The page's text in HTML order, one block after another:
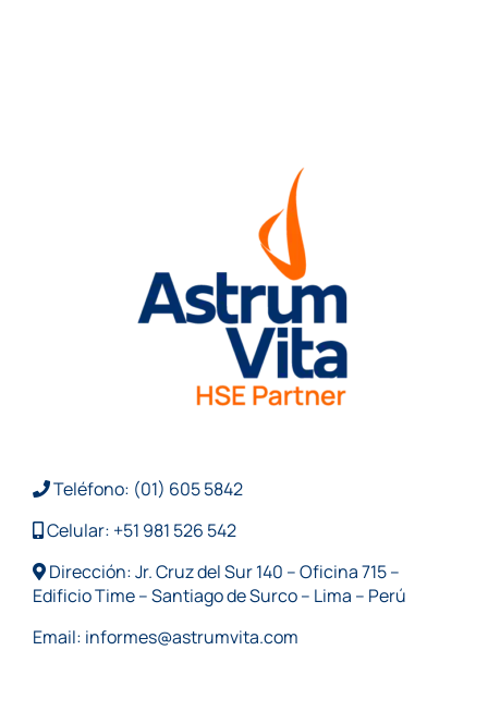
Teléfono: (01) 605 5842
Celular: +51 981 526 542
Dirección: Jr. Cruz del Sur 140 – Oficina 715 –
Edificio Time – Santiago de Surco – Lima – Perú
Email: informes@astrumvita.com